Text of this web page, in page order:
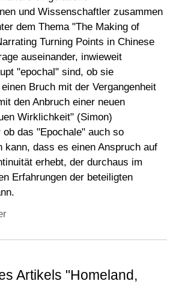
und Wissenschaftler zusammen
dem Thema "The Making of
Turning Points in Chinese
auseinander, inwieweit
"epochal" sind, ob sie
Bruch mit der Vergangenheit
den Anbruch einer neuen
Wirklichkeit" (Simon)
das "Epochale" auch so
kann, dass es einen Anspruch auf
erhebt, der durchaus im
Erfahrungen der beteiligten
Artikels "Homeland,